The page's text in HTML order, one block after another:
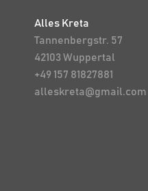
Alles Kreta
Tannenbergstr. 57
42103 Wuppertal
+49 157 81827881
alleskreta@gmail.com